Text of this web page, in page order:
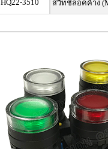
HQ22-3510 สวิทช์ล็อคค้าง